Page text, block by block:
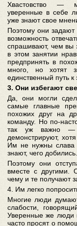
Хвастовство —
уверенные в себе
уже знают свое
Поэтому они
возможность
спрашивают, чем вы
в этом занятии
предпринять в
много, но хотят
единственный путь
3. Они избегают
Да, они могли
самые главные
похожих друг на
команду. Но по-
так уж важно —
демонстрируют,
Им не нужны слава
знают, чего
Поэтому они
вместе с другими.
чему и те получают
4. Им легко
Многие люди
слабости,
Уверенные же люди
часто просят о